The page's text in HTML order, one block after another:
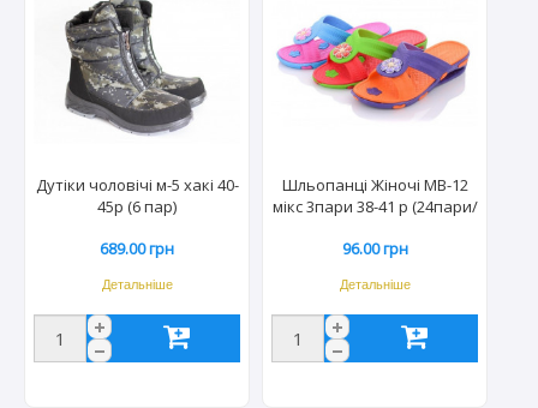
Дутіки чоловічі м-5 хакі 40-
45р (6 пар)
689.00 грн
Детальніше
Шльопанці Жіночі МВ-12
мікс 3пари 38-41 р (24пари/
96.00 грн
Детальніше